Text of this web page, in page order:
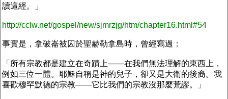
讀這經。」
http://cclw.net/gospel/new/sjmrzjg/htm/chapter16.html#54
事實是，拿破崙被囚於聖赫勒拿島時，曾經寫過：
「所有宗教都是建立在奇蹟上——在我們無法理解的東西上，
例如三位一體。耶穌自稱是神的兒子，卻又是大衛的後裔。我
喜歡穆罕默德的宗教——它比我們的宗教沒那麼荒謬。」